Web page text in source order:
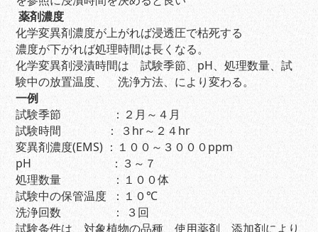
薬剤濃度
化学変異剤濃度が上がれば浸透圧で枯死する
濃度が下がれば処理時間は長くなる。
化学変異剤浸漬時間は 試験季節、pH、処理数量、試
験中の放置温度、 洗浄方法、により変わる。
一例
試験季節 ：２月～４月
試験時間 ： ３hr～２４hr
変異剤濃度(EMS) ：１００～３０００ppm
pH ：３～７
処理数量 ：１００体
試験中の保管温度 ：１０℃
洗浄回数 ： ３回
試験条件は、対象植物の品種、使用薬剤、添加剤により